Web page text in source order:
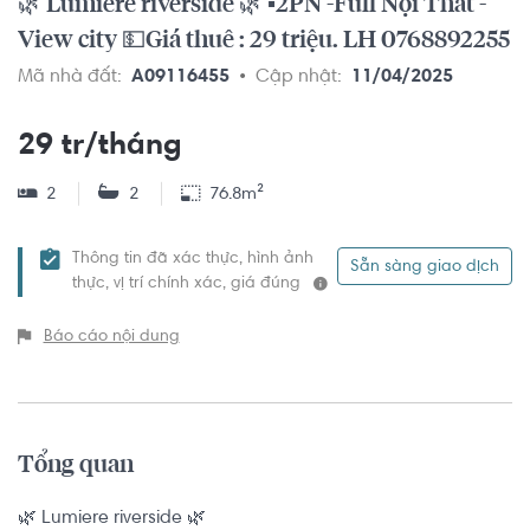
🌿 Lumiere riverside 🌿 ▪️2PN -Full Nội Thất -
View city 💵Giá thuê : 29 triệu. LH 0768892255
Mã nhà đất: A09116455 Cập nhật: 11/04/2025
29 tr/tháng
2 2 76.8m²
Thông tin đã xác thực, hình ảnh
thực, vị trí chính xác, giá đúng
Sẵn sàng giao dịch
Báo cáo nội dung
Tổng quan
🌿 Lumiere riverside 🌿